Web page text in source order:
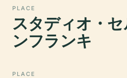
PLACE
スタディオ・
ンフランキ
PLACE